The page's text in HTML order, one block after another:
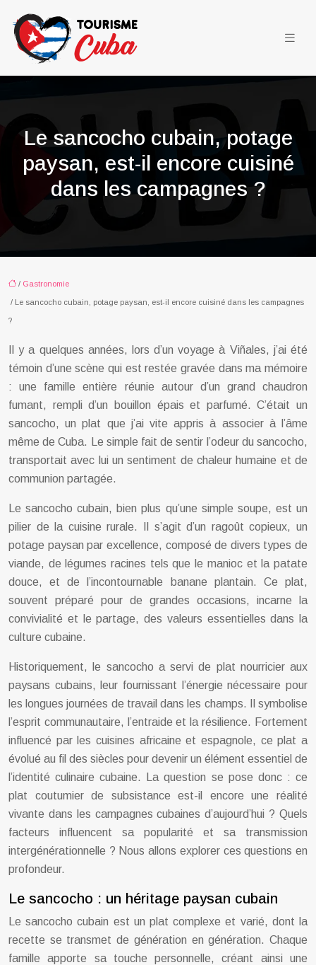
Le sancocho cubain, potage
paysan, est-il encore cuisiné
dans les campagnes ?
/ Gastronomie
/ Le sancocho cubain, potage paysan, est-il encore cuisiné dans les campagnes
?
Il y a quelques années, lors d’un voyage à Viñales, j’ai été
témoin d’une scène qui est restée gravée dans ma mémoire
: une famille entière réunie autour d’un grand chaudron
fumant, rempli d’un bouillon épais et parfumé. C’était un
sancocho, un plat que j’ai vite appris à associer à l’âme
même de Cuba. Le simple fait de sentir l’odeur du sancocho,
transportait avec lui un sentiment de chaleur humaine et de
communion partagée.
Le sancocho cubain, bien plus qu’une simple soupe, est un
pilier de la cuisine rurale. Il s’agit d’un ragoût copieux, un
potage paysan par excellence, composé de divers types de
viande, de légumes racines tels que le manioc et la patate
douce, et de l’incontournable banane plantain. Ce plat,
souvent préparé pour de grandes occasions, incarne la
convivialité et le partage, des valeurs essentielles dans la
culture cubaine.
Historiquement, le sancocho a servi de plat nourricier aux
paysans cubains, leur fournissant l’énergie nécessaire pour
les longues journées de travail dans les champs. Il symbolise
l’esprit communautaire, l’entraide et la résilience. Fortement
influencé par les cuisines africaine et espagnole, ce plat a
évolué au fil des siècles pour devenir un élément essentiel de
l’identité culinaire cubaine. La question se pose donc : ce
plat coutumier de subsistance est-il encore une réalité
vivante dans les campagnes cubaines d’aujourd’hui ? Quels
facteurs influencent sa popularité et sa transmission
intergénérationnelle ? Nous allons explorer ces questions en
profondeur.
Le sancocho : un héritage paysan cubain
Le sancocho cubain est un plat complexe et varié, dont la
recette se transmet de génération en génération. Chaque
famille apporte sa touche personnelle, créant ainsi une